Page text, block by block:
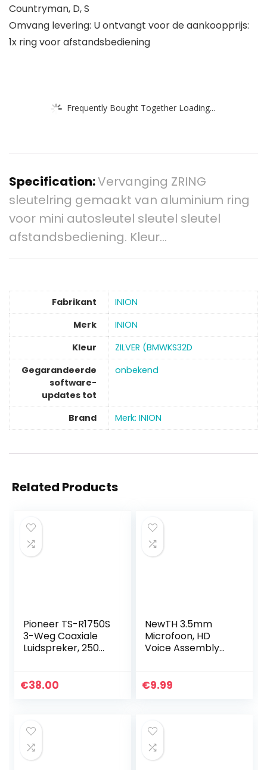
Countryman, D, S
Omvang levering: U ontvangt voor de aankoopprijs:
1x ring voor afstandsbediening
Frequently Bought Together Loading...
Specification:Vervanging ZRING
sleutelring gemaakt van aluminium ring
voor mini autosleutel sleutel sleutel
afstandsbediening. Kleur…
Fabrikant
‎INION
Merk
‎INION
Kleur
‎ZILVER (BMWKS32D
Gegarandeerde
software-
updates tot
‎onbekend
Brand Merk: INION
Related Products
Pioneer TS-R1750S
3-Weg Coaxiale
Luidspreker, 250W,
€38.00
NewTH 3.5mm
Microfoon, HD
Voice Assembly
Hoofdeenheid
GPS…
€9.99